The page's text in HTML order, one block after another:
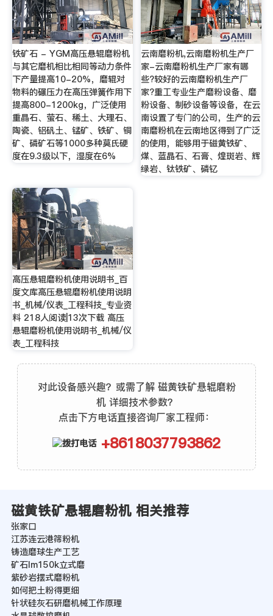
铁矿石 - YGM高压悬辊磨粉机
与其它磨机相比相同等动力条件
下产量提高10-20%，磨辊对
物料的碾压力在高压弹簧作用下
提高800-1200kg，广泛使用
重晶石、萤石、稀土、大理石、
陶瓷、铝矾土、锰矿、铁矿、铜
矿、磷矿石等1000多种莫氏硬
度在9.3级以下，湿度在6%
云南磨粉机,云南磨粉机生产厂
家-云南磨粉机生产厂家有哪
些?较好的云南磨粉机生产厂
家?重工专业生产磨粉设备、磨
粉设备、制砂设备等设备，在云
南设置了专门的公司，生产的云
南磨粉机在云南地区得到了广泛
的使用，能够用于磁黄铁矿、
煤、蓝晶石、石膏、煌斑岩、辉
绿岩、钛铁矿、磷钇
高压悬辊磨粉机使用说明书_百
度文库高压悬辊磨粉机使用说明
书_机械/仪表_工程科技_专业资
料 218人阅读|13次下载 高压
悬辊磨粉机使用说明书_机械/仪
表_工程科技
对此设备感兴趣？或需了解 磁黄铁矿悬辊磨粉
机 详细技术参数？
点击下方电话直接咨询厂家工程师：
+8618037793862
磁黄铁矿悬辊磨粉机 相关推荐
张家口
江苏连云港筛粉机
铸造磨球生产工艺
矿石lm150k立式磨
紫砂岩摆式磨粉机
如何把土粉得更细
针状硅灰石研磨机械工作原理